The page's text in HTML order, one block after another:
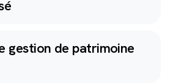
gestion de patrimoine